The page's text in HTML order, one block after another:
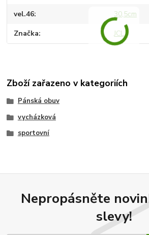
vel.46 30,5cm
Značka JCL
Zboží zařazeno v kategoriích
Pánská obuv
vycházková
sportovní
Nepropásněte
slevy!